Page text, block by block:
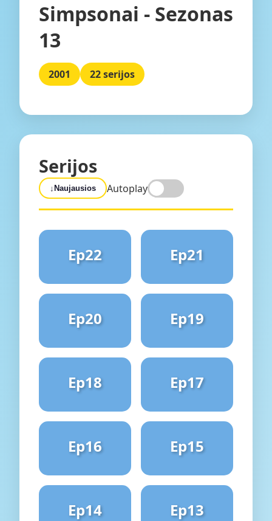
Simpsonai - Sezonas
13
2001 22 serijos
Serijos
↓ Naujausios Autoplay
Ep22 Ep21
Ep20 Ep19
Ep18 Ep17
Ep16 Ep15
Ep14 Ep13